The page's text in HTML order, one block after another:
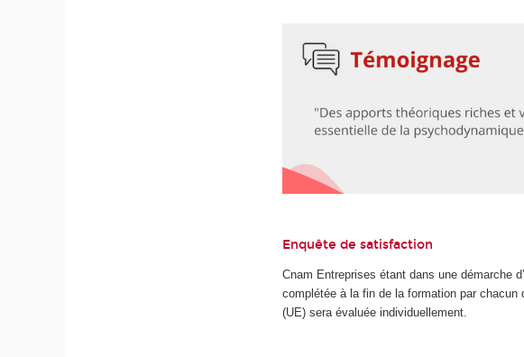
Enquête de satisfaction
Cnam Entreprises étant dans une démarche
complétée à la fin de la formation par chacun
(UE) sera évaluée individuellement.